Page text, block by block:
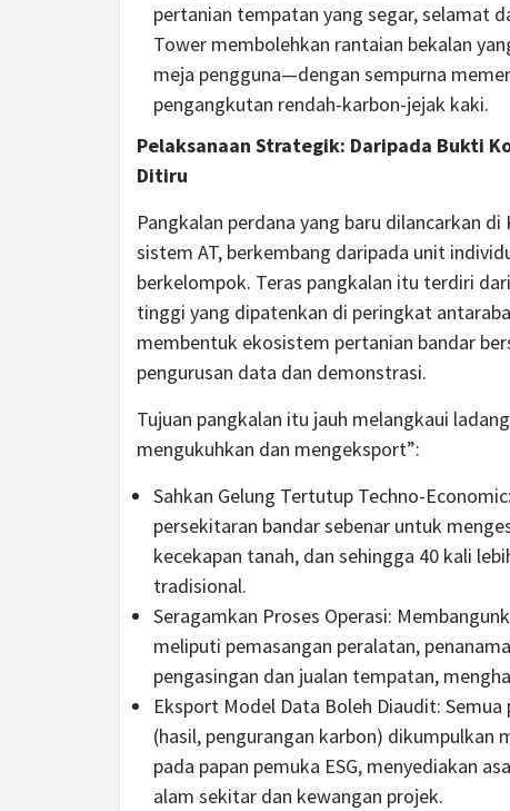
pertanian tempatan yang segar, selamat
Tower membolehkan rantaian bekalan
meja pengguna—dengan sempurna
pengangkutan rendah-karbon-jejak kaki.
Pelaksanaan Strategik: Daripada Bukti
Ditiru
Pangkalan perdana yang baru dilancarkan
sistem AT, berkembang daripada unit
berkelompok. Teras pangkalan itu terdiri
tinggi yang dipatenkan di peringkat
membentuk ekosistem pertanian bandar
pengurusan data dan demonstrasi.
Tujuan pangkalan itu jauh melangkaui
mengukuhkan dan mengeksport”:
Sahkan Gelung Tertutup Techno-
persekitaran bandar sebenar untuk
kecekapan tanah, dan sehingga 40 kali
tradisional.
Seragamkan Proses Operasi:
meliputi pemasangan peralatan,
pengasingan dan jualan tempatan,
Eksport Model Data Boleh Diaudit:
(hasil, pengurangan karbon) dikumpulkan
pada papan pemuka ESG, menyediakan
alam sekitar dan kewangan projek.